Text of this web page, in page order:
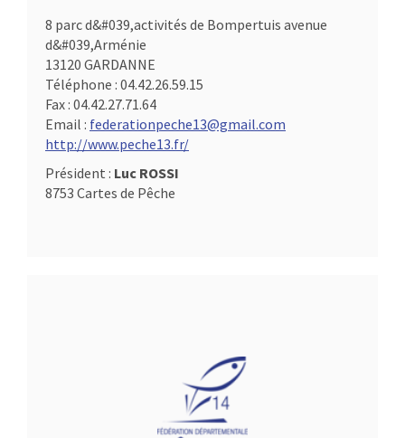
8 parc d&#039,activités de Bompertuis avenue
d&#039,Arménie
13120 GARDANNE
Téléphone : 04.42.26.59.15
Fax : 04.42.27.71.64
Email : federationpeche13@gmail.com
http://www.peche13.fr/
Président : Luc ROSSI
8753 Cartes de Pêche